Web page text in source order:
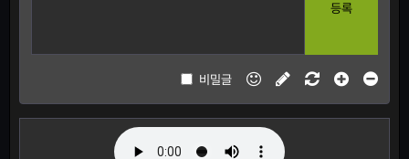
등록
비밀글